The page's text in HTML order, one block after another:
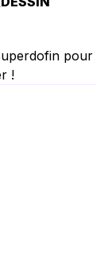
pour
!